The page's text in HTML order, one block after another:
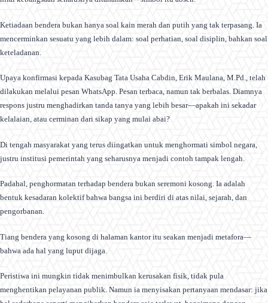
Ketiadaan bendera bukan hanya soal kain merah dan putih yang tak terpasang. Ia
mencerminkan sesuatu yang lebih dalam: soal perhatian, soal disiplin, bahkan soal
keteladanan.
Upaya konfirmasi kepada Kasubag Tata Usaha Cabdin, Erik Maulana, M.Pd., telah
dilakukan melalui pesan WhatsApp. Pesan terbaca, namun tak berbalas. Diamnya
respons justru menghadirkan tanda tanya yang lebih besar—apakah ini sekadar
kelalaian, atau cerminan dari sikap yang mulai abai?
Di tengah masyarakat yang terus diingatkan untuk menghormati simbol negara,
justru institusi pemerintah yang seharusnya menjadi contoh tampak lengah.
Padahal, penghormatan terhadap bendera bukan seremoni kosong. Ia adalah
bentuk kesadaran kolektif bahwa bangsa ini berdiri di atas nilai, sejarah, dan
pengorbanan.
Tiang bendera yang kosong di halaman kantor itu seakan menjadi metafora—
bahwa ada hal yang luput dijaga.
Peristiwa ini mungkin tidak menimbulkan kerusakan fisik, tidak pula
menghentikan pelayanan publik. Namun ia menyisakan pertanyaan mendasar: jika